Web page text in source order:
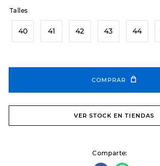
Talles
40 41 42 43 44
COMPRAR
VER STOCK EN TIENDAS
Comparte